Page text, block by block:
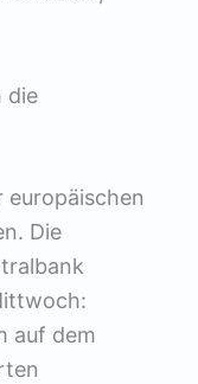
die
Die
auf dem